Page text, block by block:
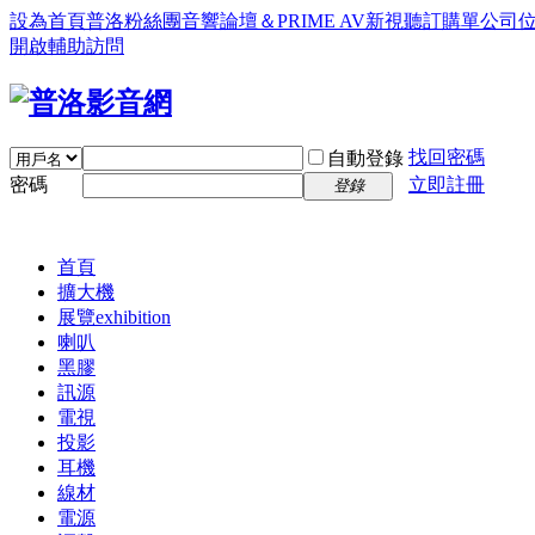
設為首頁普洛粉絲團音響論壇＆PRIME AV新視聽訂購單公司
開啟輔助訪問
自動登錄 找回密碼
密碼
登錄 立即註冊
首頁
擴大機
展覽exhibition
喇叭
黑膠
訊源
電視
投影
耳機
線材
電源